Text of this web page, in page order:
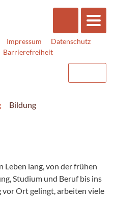
Impressum
Datenschutz
Barrierefreiheit
Bildung
Leben lang, von der frühen
Studium und Beruf bis ins
Ort gelingt, arbeiten viele